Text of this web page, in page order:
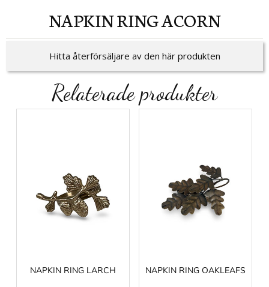
NAPKIN RING ACORN
Hitta återförsäljare av den här produkten
Relaterade produkter
NAPKIN RING LARCH NAPKIN RING OAKLEAFS